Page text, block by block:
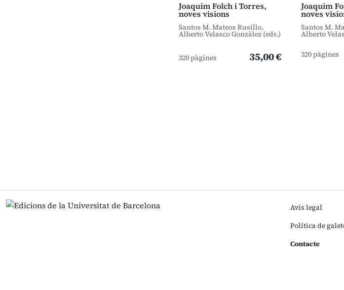
Joaquim Folch i Torres,
noves visions
Santos M. Mateos Rusillo,
Alberto Velasco Gonzàlez (eds.)
320 pàgines 35,00 €
Joaquim
noves
Santos M.
Alberto
320 pàgines
Avís legal
Política de
Contacte